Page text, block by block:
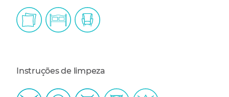
Instruções de limpeza